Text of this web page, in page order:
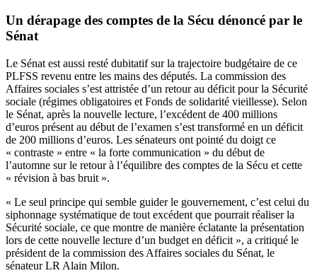
Un dérapage des comptes de la Sécu dénoncé par le
Sénat
Le Sénat est aussi resté dubitatif sur la trajectoire budgétaire de ce
PLFSS revenu entre les mains des députés. La commission des
Affaires sociales s’est attristée d’un retour au déficit pour la Sécurité
sociale (régimes obligatoires et Fonds de solidarité vieillesse). Selon
le Sénat, après la nouvelle lecture, l’excédent de 400 millions
d’euros présent au début de l’examen s’est transformé en un déficit
de 200 millions d’euros. Les sénateurs ont pointé du doigt ce
« contraste » entre « la forte communication » du début de
l’automne sur le retour à l’équilibre des comptes de la Sécu et cette
« révision à bas bruit ».
« Le seul principe qui semble guider le gouvernement, c’est celui du
siphonnage systématique de tout excédent que pourrait réaliser la
Sécurité sociale, ce que montre de manière éclatante la présentation
lors de cette nouvelle lecture d’un budget en déficit », a critiqué le
président de la commission des Affaires sociales du Sénat, le
sénateur LR Alain Milon.